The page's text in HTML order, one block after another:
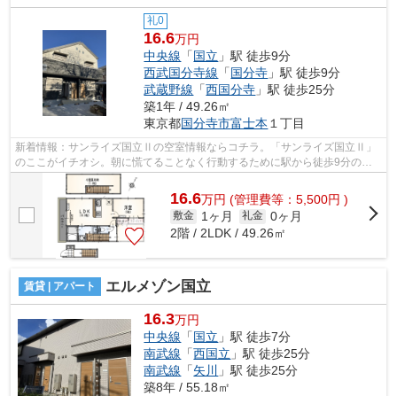
礼0
16.6万円
中央線 「国立 」駅 徒歩9分
西武国分寺線 「国分寺 」駅 徒歩9分
武蔵野線 「西国分寺 」駅 徒歩25分
築1年 / 49.26㎡
東京都国分寺市富士本 １丁目
新着情報：サンライズ国立Ⅱの空室情報ならコチラ。「サンライズ国立Ⅱ」
のここがイチオシ。朝に慌てることなく行動するために駅から徒歩9分の駅
近アパートはいかがでしょうか。こちらの...
16.6万円 (管理費等：5,500円 )
敷金 1ヶ月 礼金 0ヶ月
2階 / 2LDK / 49.26㎡
賃貸 | アパート エルメゾン国立
16.3万円
中央線 「国立 」駅 徒歩7分
南武線 「西国立 」駅 徒歩25分
南武線 「矢川
」駅 徒歩25分
築8年 / 55.18㎡